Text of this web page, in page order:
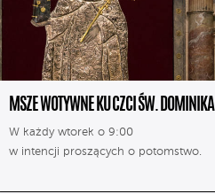
MSZE WOTYWNE KU CZCI ŚW. DOMINIKA
W każdy wtorek o 9:00
w intencji proszących o potomstwo.